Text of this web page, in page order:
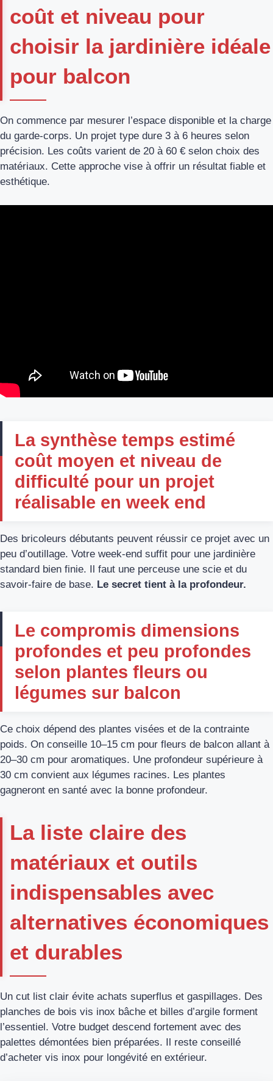
coût et niveau pour
choisir la jardinière idéale
pour balcon
On commence par mesurer l’espace disponible et la charge
du garde-corps. Un projet type dure 3 à 6 heures selon
précision. Les coûts varient de 20 à 60 € selon choix des
matériaux. Cette approche vise à offrir un résultat fiable et
esthétique.
La synthèse temps estimé
coût moyen et niveau de
difficulté pour un projet
réalisable en week end
Des bricoleurs débutants peuvent réussir ce projet avec un
peu d’outillage. Votre week-end suffit pour une jardinière
standard bien finie. Il faut une perceuse une scie et du
savoir-faire de base. Le secret tient à la profondeur.
Le compromis dimensions
profondes et peu profondes
selon plantes fleurs ou
légumes sur balcon
Ce choix dépend des plantes visées et de la contrainte
poids. On conseille 10–15 cm pour fleurs de balcon allant à
20–30 cm pour aromatiques. Une profondeur supérieure à
30 cm convient aux légumes racines. Les plantes
gagneront en santé avec la bonne profondeur.
La liste claire des
matériaux et outils
indispensables avec
alternatives économiques
et durables
Un cut list clair évite achats superflus et gaspillages. Des
planches de bois vis inox bâche et billes d’argile forment
l’essentiel. Votre budget descend fortement avec des
palettes démontées bien préparées. Il reste conseillé
d’acheter vis inox pour longévité en extérieur.